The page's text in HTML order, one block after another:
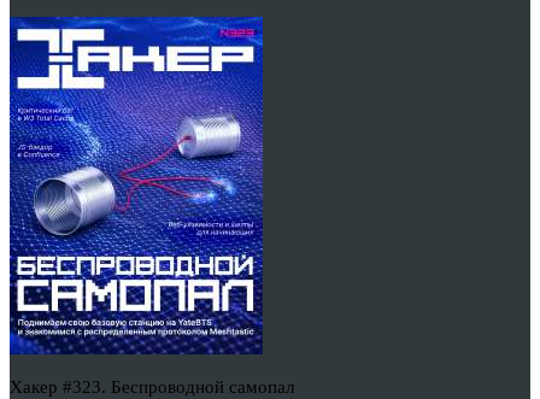
Хакер #323. Беспроводной самопал